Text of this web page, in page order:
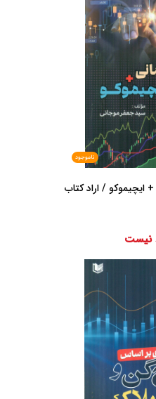
ناموجود
ایچیموکو / اراد کتاب
نیست